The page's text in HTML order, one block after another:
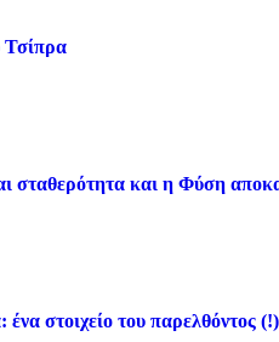
Τσίπρα
σταθερότητα και η Φύση
ένα στοιχείο του παρελθόντος (!)